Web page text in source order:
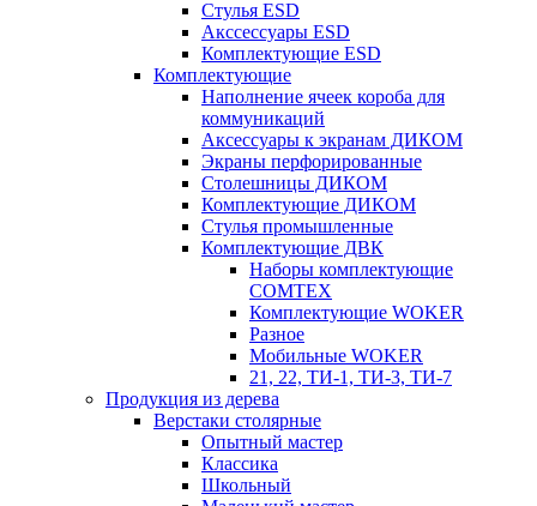
Стулья ESD
Акссессуары ESD
Комплектующие ESD
Комплектующие
Наполнение ячеек короба для
коммуникаций
Аксессуары к экранам ДИКОМ
Экраны перфорированные
Cтолешницы ДИКОМ
Комплектующие ДИКОМ
Стулья промышленные
Комплектующие ДВК
Наборы комплектующие
COMTEX
Комплектующие WOKER
Разное
Мобильные WOKER
21, 22, ТИ-1, ТИ-3, ТИ-7
Продукция из дерева
Верстаки столярные
Опытный мастер
Классика
Школьный